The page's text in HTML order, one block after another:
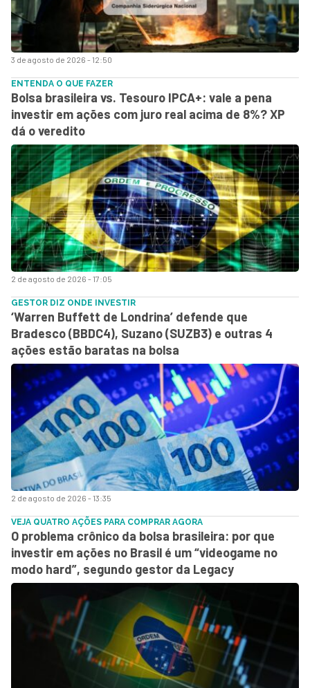
3 de agosto de 2026 - 12:50
2 de agosto de 2026 - 17:05
ENTENDA O QUE FAZER
Bolsa brasileira vs. Tesouro IPCA+: vale a pena
investir em ações com juro real acima de 8%? XP
dá o veredito
2 de agosto de 2026 - 13:35
GESTOR DIZ ONDE INVESTIR
‘Warren Buffett de Londrina’ defende que
Bradesco (BBDC4), Suzano (SUZB3) e outras 4
ações estão baratas na bolsa
VEJA QUATRO AÇÕES PARA COMPRAR AGORA
O problema crônico da bolsa brasileira: por que
investir em ações no Brasil é um “videogame no
modo hard”, segundo gestor da Legacy